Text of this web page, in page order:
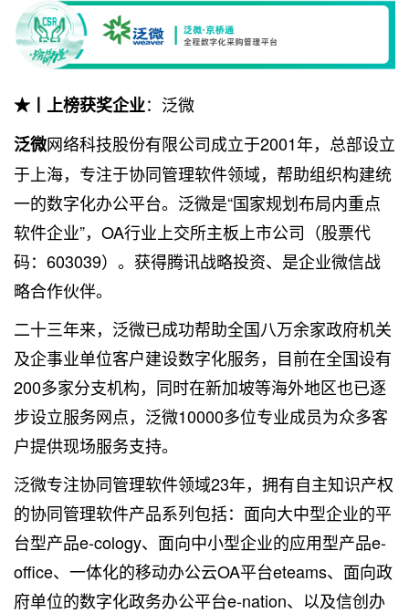
★丨上榜获奖企业：泛微
泛微网络科技股份有限公司成立于2001年，总部设立
于上海，专注于协同管理软件领域，帮助组织构建统
一的数字化办公平台。泛微是“国家规划布局内重点
软件企业”，OA行业上交所主板上市公司（股票代
码：603039）。获得腾讯战略投资、是企业微信战
略合作伙伴。
二十三年来，泛微已成功帮助全国八万余家政府机关
及企事业单位客户建设数字化服务，目前在全国设有
200多家分支机构，同时在新加坡等海外地区也已逐
步设立服务网点，泛微10000多位专业成员为众多客
户提供现场服务支持。
泛微专注协同管理软件领域23年，拥有自主知识产权
的协同管理软件产品系列包括：面向大中型企业的平
台型产品e-cology、面向中小型企业的应用型产品e-
office、一体化的移动办公云OA平台eteams、面向政
府单位的数字化政务办公平台e-nation、以及信创办